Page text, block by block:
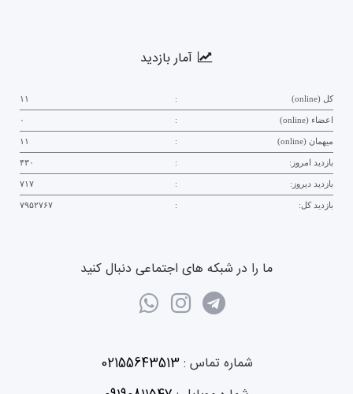
آمار بازدید
کل (online) : ۱۱
اعضاء (online) : ۰
میهمان (online) : ۱۱
بازدید امروز: : ۴۳۰
بازدید دیروز: : ۷۱۷
بازدید کل: : ۷۹۵۲۷۶۷
ما را در شبکه های اجتماعی دنبال کنید
شماره تماس : 02155643513